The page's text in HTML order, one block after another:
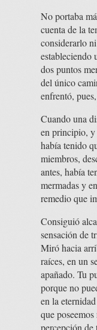
No portaba
cuenta de la
considerarlo
estableciendo
dos puntos
del único
enfrentó,
Cuando una
en principio, y
había tenido
miembros,
antes, había
mermadas y
remedio que
Consiguió
sensación de
Miró hacia
raíces, en un
apañado. Tu
porque no
en la
que
percepción de